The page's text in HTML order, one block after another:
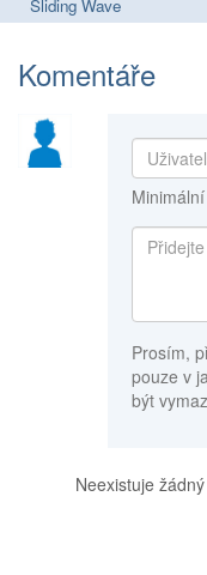
Sliding Wave
Komentáře
Prosím,
pouze v
být
Neexistuje